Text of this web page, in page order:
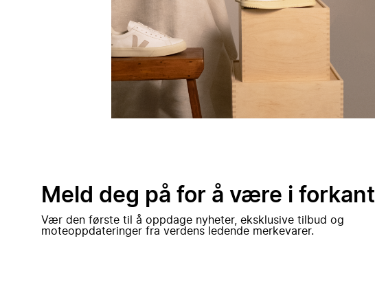
Meld deg på for å være i forkant
Vær den første til å oppdage nyheter, eksklusive tilbud og
moteoppdateringer fra verdens ledende merkevarer.